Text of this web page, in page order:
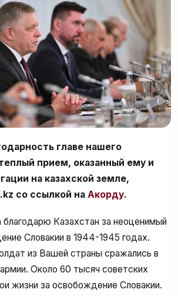
главе нашего
прием, оказанный ему и
на казахской земле,
со ссылкой на Акорду.
Казахстан за неоценимый
Словакии в 1944-1945 годах.
из Вашей страны сражались в
Около 60 тысяч советских
жизни за освобождение Словакии.